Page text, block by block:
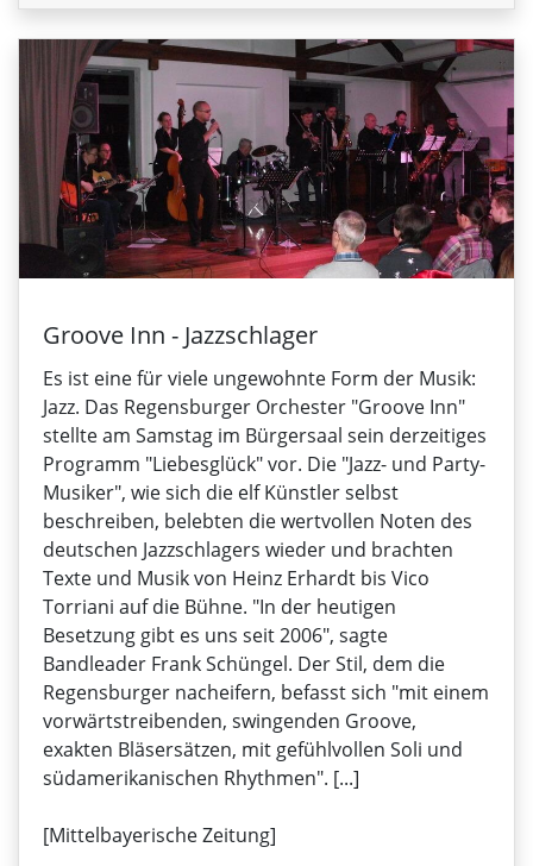
Groove Inn - Jazzschlager
Es ist eine für viele ungewohnte Form der Musik:
Jazz. Das Regensburger Orchester "Groove Inn"
stellte am Samstag im Bürgersaal sein derzeitiges
Programm "Liebesglück" vor. Die "Jazz- und Party-
Musiker", wie sich die elf Künstler selbst
beschreiben, belebten die wertvollen Noten des
deutschen Jazzschlagers wieder und brachten
Texte und Musik von Heinz Erhardt bis Vico
Torriani auf die Bühne. "In der heutigen
Besetzung gibt es uns seit 2006", sagte
Bandleader Frank Schüngel. Der Stil, dem die
Regensburger nacheifern, befasst sich "mit einem
vorwärtstreibenden, swingenden Groove,
exakten Bläsersätzen, mit gefühlvollen Soli und
südamerikanischen Rhythmen". [...]
[Mittelbayerische Zeitung]